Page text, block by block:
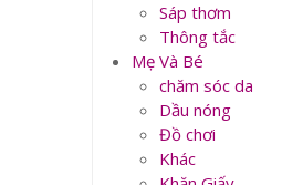
Sáp thơm
Thông tắc
Mẹ Và Bé
chăm sóc da
Dầu nóng
Đồ chơi
Khác